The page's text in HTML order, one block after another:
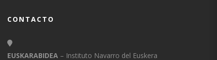
CONTACTO
EUSKARABIDEA – Instituto Navarro del Euskera